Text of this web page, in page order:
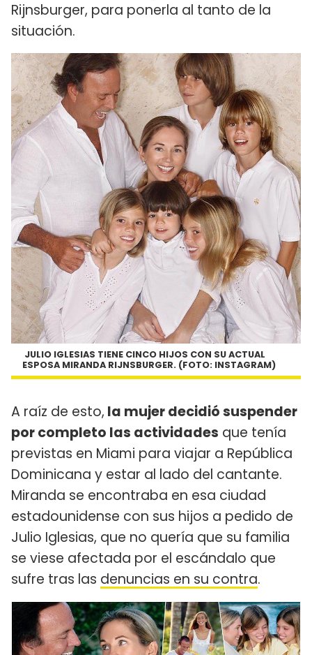
Rijnsburger, para ponerla al tanto de la
situación.
JULIO IGLESIAS TIENE CINCO HIJOS CON SU ACTUAL
ESPOSA MIRANDA RIJNSBURGER. (FOTO: INSTAGRAM)
A raíz de esto, la mujer decidió suspender
por completo las actividades que tenía
previstas en Miami para viajar a República
Dominicana y estar al lado del cantante.
Miranda se encontraba en esa ciudad
estadounidense con sus hijos a pedido de
Julio Iglesias, que no quería que su familia
se viese afectada por el escándalo que
sufre tras las denuncias en su contra.